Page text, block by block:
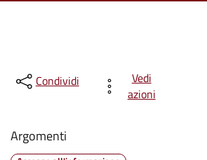
Condividi
Vedi
azioni
Argomenti